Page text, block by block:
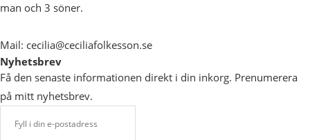
man och 3 söner.
Mail: cecilia@ceciliafolkesson.se
Nyhetsbrev
Få den senaste informationen direkt i din inkorg. Prenumerera
på mitt nyhetsbrev.